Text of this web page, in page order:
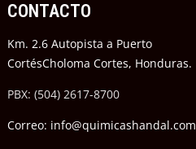
CONTACTO
Km. 2.6 Autopista a Puerto
CortésCholoma Cortes, Honduras.
PBX: (504) 2617-8700
Correo: info@quimicashandal.com